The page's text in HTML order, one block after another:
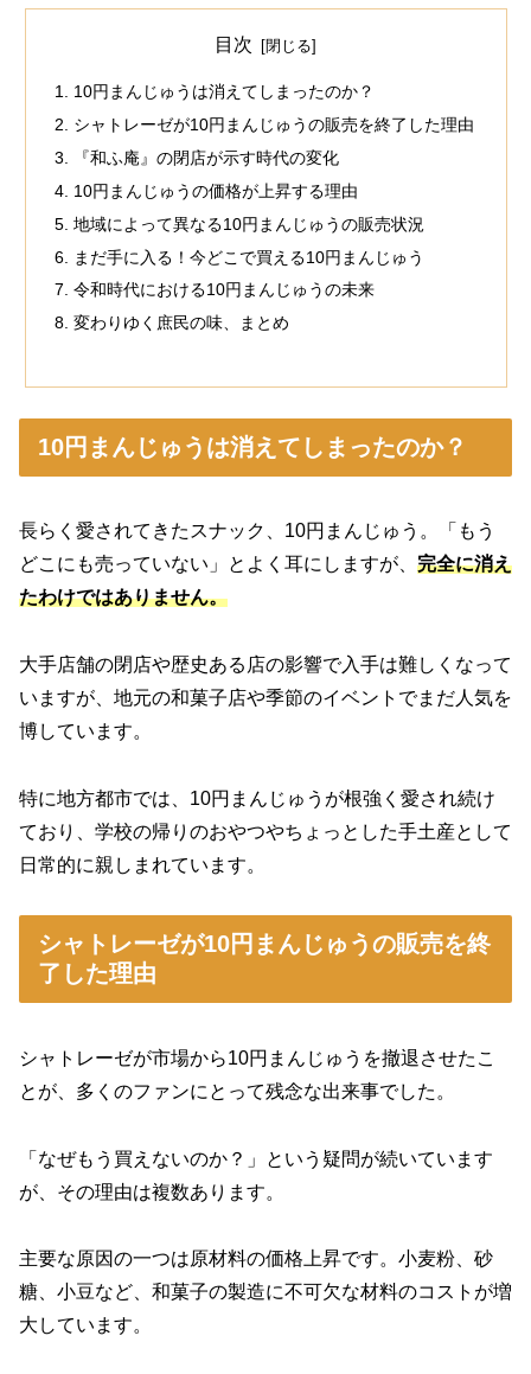
目次
10円まんじゅうは消えてしまったのか？
シャトレーゼが10円まんじゅうの販売を終了した理由
『和ふ庵』の閉店が示す時代の変化
10円まんじゅうの価格が上昇する理由
地域によって異なる10円まんじゅうの販売状況
まだ手に入る！今どこで買える10円まんじゅう
令和時代における10円まんじゅうの未来
変わりゆく庶民の味、まとめ
10円まんじゅうは消えてしまったのか？
長らく愛されてきたスナック、10円まんじゅう。「もう
どこにも売っていない」とよく耳にしますが、 完全に消え
たわけではありません。
大手店舗の閉店や歴史ある店の影響で入手は難しくなって
いますが、地元の和菓子店や季節のイベントでまだ人気を
博しています。
特に地方都市では、10円まんじゅうが根強く愛され続け
ており、学校の帰りのおやつやちょっとした手土産として
日常的に親しまれています。
シャトレーゼが10円まんじゅうの販売を終
了した理由
シャトレーゼが市場から10円まんじゅうを撤退させたこ
とが、多くのファンにとって残念な出来事でした。
「なぜもう買えないのか？」という疑問が続いています
が、その理由は複数あります。
主要な原因の一つは原材料の価格上昇です。小麦粉、砂
糖、小豆など、和菓子の製造に不可欠な材料のコストが増
大しています。